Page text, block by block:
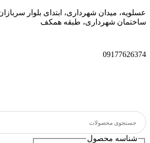
عسلویه، میدان شهرداری، ابتدای بلوار
ساختمان شهرداری، طبقه همکف
09177626374
شناسه محصول